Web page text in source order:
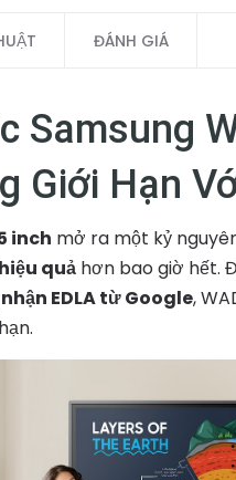
ĐÁNH GIÁ
Samsung
Giới Hạn
inch mở ra một kỷ
quả hơn bao giờ hết.
EDLA từ Google,